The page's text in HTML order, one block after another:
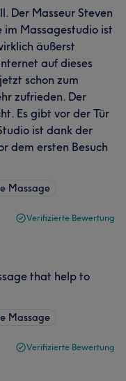
Der Masseur Steven
im Massagestudio ist
äußerst
auf dieses
schon zum
zufrieden. Der
Es gibt vor der Tür
ist dank der
dem ersten Besuch
Massage
Verifizierte Bewertung
that help to
Massage
Verifizierte Bewertung